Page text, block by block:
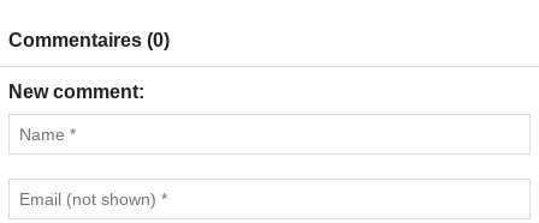
Commentaires (0)
New comment: